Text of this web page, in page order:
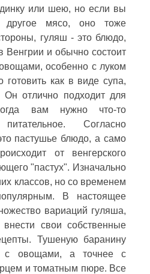
или шею, но если вы
другое мясо, оно тоже
гуляш - это блюдо,
Венгрии и обычно состоит
особенно с луком
как в виде супа,
отлично подходит для
вам нужно что-то
Согласно
пастушье блюдо, а само
от венгерского
"пастух". Изначально
классов, но со временем
В настоящее
вариаций гуляша,
свои собственные
Тушеную баранину
с овощами, а точнее с
и томатным пюре. Все